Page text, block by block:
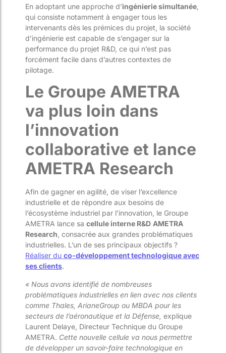
En adoptant une approche d’ingénierie simultanée
qui consiste notamment à engager tous les
intervenants dès les prémices du projet, la société
d’ingénierie est capable de s’engager sur la
performance du projet R&D, ce qui n’est pas
forcément facile dans d’autres contextes de
pilotage.
Le Groupe AMETRA
va plus loin dans
l’innovation
collaborative et lance
AMETRA Research
Afin de gagner en agilité, de viser l’excellence
industrielle et de répondre aux besoins de
l’écosystème industriel par l’innovation, le Groupe
AMETRA lance sa cellule interne R&D AMETRA
Research , consacrée aux grandes problématiques
industrielles. L’un de ses principaux objectifs ?
Réaliser du co-développement technologique avec
ses clients.
« Nous avons identifié de nombreuses
problématiques industrielles en lien avec nos clients
comme Thales, ArianeGroup ou MBDA pour les
secteurs de l’aéronautique et la Défense, explique
Laurent Delaye, Directeur Technique du Groupe
AMETRA. Cette nouvelle cellule va nous permettre
de développer un savoir-faire technologique en